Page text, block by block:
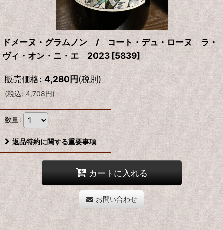
ドメーヌ・グラムノン / コート・デュ・ローヌ ラ・
ヴィ・オン・ニ・エ 2023 [5839]
販売価格: 4,280円(税別)
(税込: 4,708円)
数量:
返品特約に関する重要事項
カートに入れる
お問い合わせ